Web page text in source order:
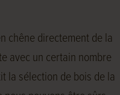
chêne directement de la
avec un certain nombre
la sélection de bois de la